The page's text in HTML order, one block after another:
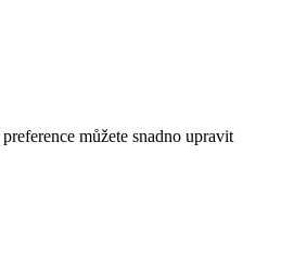
můžete snadno upravit